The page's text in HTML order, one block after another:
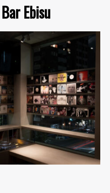
Ebisu